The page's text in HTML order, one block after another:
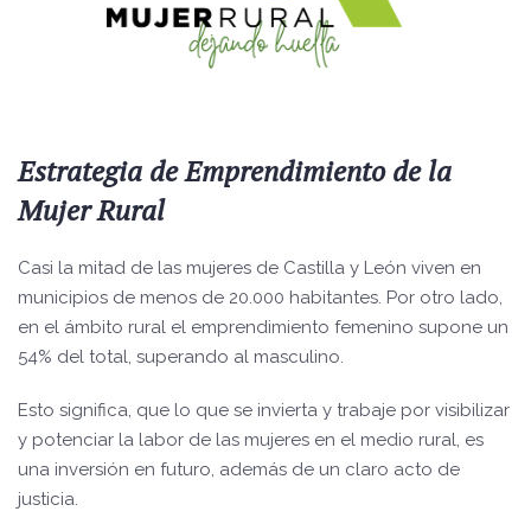
Estrategia de Emprendimiento de la
Mujer Rural
Casi la mitad de las mujeres de Castilla y León viven en
municipios de menos de 20.000 habitantes. Por otro lado,
en el ámbito rural el emprendimiento femenino supone un
54% del total, superando al masculino.
Esto significa, que lo que se invierta y trabaje por visibilizar
y potenciar la labor de las mujeres en el medio rural, es
una inversión en futuro, además de un claro acto de
justicia.